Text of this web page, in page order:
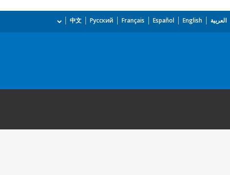
العربية English
Español
Français
Русский
中文